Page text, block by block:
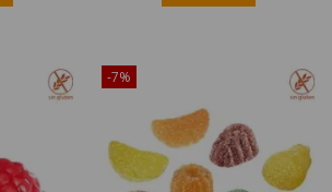
-7%